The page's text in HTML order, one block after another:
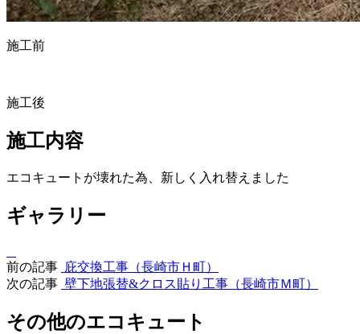
施工前
施工後
施工内容
エコキュートが壊れた為、新しく入れ替えました
ギャラリー
前の記事 庇交換工事（長崎市Ｈ町）
次の記事 壁下地張替&クロス貼り工事（長崎市Ｍ町）
その他のエコキュート